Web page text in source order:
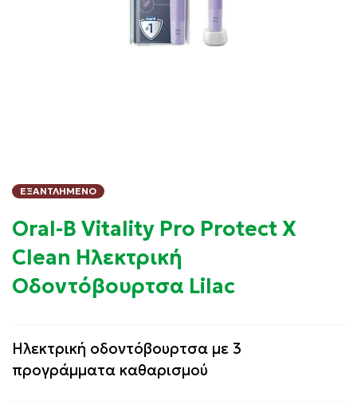
ΕΞΑΝΤΛΗΜΈΝΟ
Oral-B Vitality Pro Protect X
Clean Ηλεκτρική
Οδοντόβουρτσα Lilac
Ηλεκτρική οδοντόβουρτσα με 3
προγράμματα καθαρισμού